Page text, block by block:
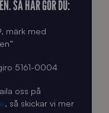
SÅ HÄR GÖR DU:
märk med
5161-0004
oss på
, så skickar vi mer